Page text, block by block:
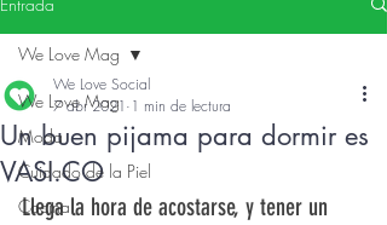
We Love Mag
Moda
Cuidado de la Piel
Cocina
We Love Mag
Un buen pijama para dormir es
VASI.CO
We Love Social
7 abr 2021 1 min de lectura
Llega la hora de acostarse, y tener un